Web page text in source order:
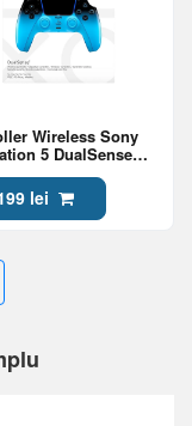
Wireless Sony
5 DualSense
lei